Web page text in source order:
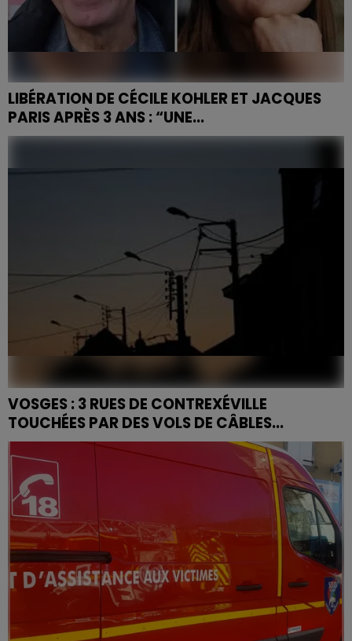
LIBÉRATION DE CÉCILE KOHLER ET JACQUES
PARIS APRÈS 3 ANS : “UNE...
Après plus de trois ans de détention en Iran, Cécile
VOSGES : 3 RUES DE CONTREXÉVILLE
TOUCHÉES PAR DES VOLS DE CÂBLES...
À Contrexéville, trois rues ont été plongées dans
l’obscurité à cause de vols de câbles d’éclairage
public. Enedis et la gendarmerie des Vosges
renforcent...